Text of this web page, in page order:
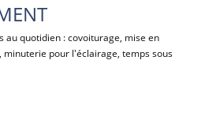
au quotidien : covoiturage, mise en
minuterie pour l'éclairage, temps sous